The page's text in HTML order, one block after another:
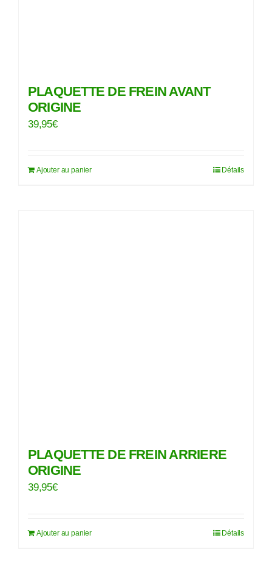
PLAQUETTE DE FREIN AVANT
ORIGINE
39,95€
Ajouter au panier Détails
PLAQUETTE DE FREIN ARRIERE
ORIGINE
39,95€
Ajouter au panier Détails